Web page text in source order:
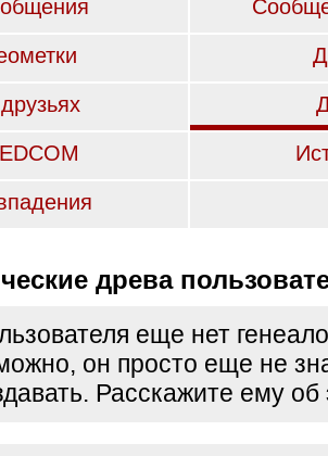
древа
еще нет
он просто еще не
Расскажите ему об